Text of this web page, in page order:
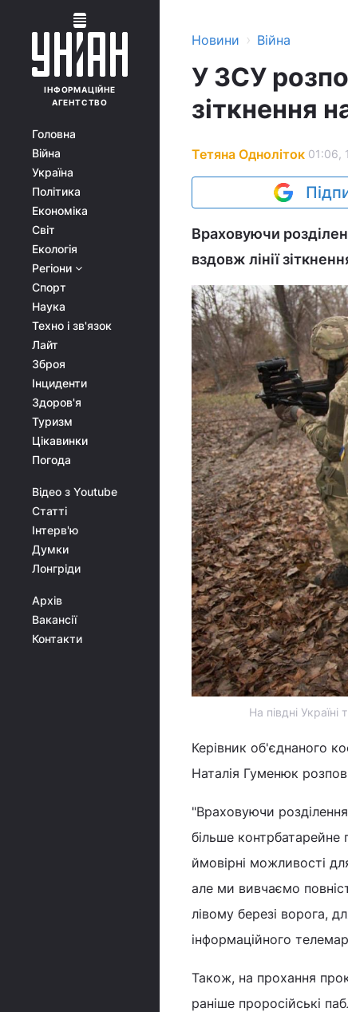
ІНФОРМАЦІЙНЕ
АГЕНТСТВО
Головна
Війна
Україна
Політика
Економіка
Світ
Екологія
Регіони
Спорт
Наука
Техно і зв'язок
Лайт
Зброя
Інциденти
Здоров'я
Туризм
Цікавинки
Погода
Відео з Youtube
Статті
Інтерв'ю
Думки
Лонгріди
Архів
Вакансії
Контакти
Новини › Війна
У ЗСУ
зіткнення
Тетяна Одноліток 01:06,
Враховуючи
вздовж лінії
На півдні
Керівник об'єднаного
Наталія Гуменюк
"Враховуючи
більше
ймовірні можливості
але ми вивчаємо
лівому березі ворога,
інформаційного
Також, на прохання
раніше проросійські